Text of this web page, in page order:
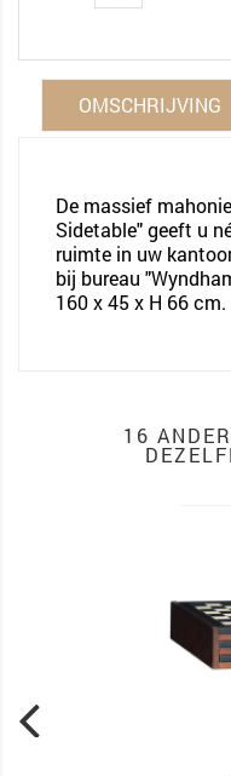
OMSCHRIJVING
De massief
Sidetable" geeft u
ruimte in uw
bij bureau
160 x 45 x H 66 cm.
16